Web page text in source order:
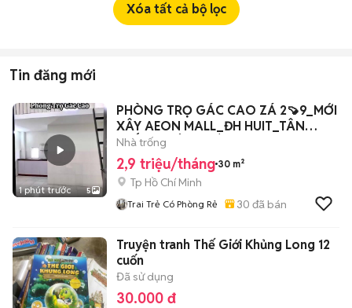
Xóa tất cả bộ lọc
Tin đăng mới
1 phút trước 5
PHÒNG TRỌ GÁC CAO ZÁ 2🍠9_MỚI
XÂY AEON MALL_ĐH HUIT_TÂN
THẮNG, TÂN PHÚ
Nhà trống
2,9 triệu/tháng 30 m²
Tp Hồ Chí Minh
Trai Trẻ Có Phòng Rẻ 30 đã bán
Truyện tranh Thế Giới Khủng Long 12
cuốn
Đã sử dụng
30.000 đ